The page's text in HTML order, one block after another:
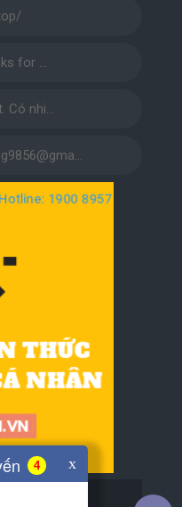
for …
Có nhi…
4 x